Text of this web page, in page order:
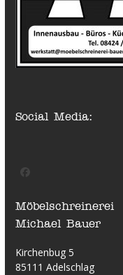
Social Media:
Möbelschreinerei
Michael Bauer
Kirchenbug 5
85111 Adelschlag